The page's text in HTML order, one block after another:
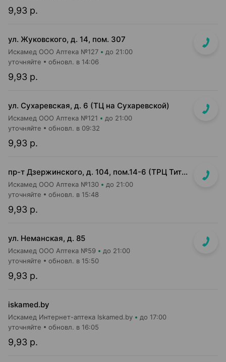
9,93 р.
ул. Жуковского, д. 14, пом. 307
Искамед ООО Аптека №127 до 21:00
9,93 р.
уточняйте обновл. в 14:06
ул. Сухаревская, д. 6 (ТЦ на Сухаревской)
Искамед ООО Аптека №121 до 21:00
9,93 р.
уточняйте обновл. в 09:32
пр-т Дзержинского, д. 104, пом.14-6 (ТРЦ Титан)
Искамед ООО Аптека №130 до 21:00
9,93 р.
уточняйте обновл. в 15:48
ул. Неманская, д. 85
Искамед ООО Аптека №59 до 21:00
9,93 р.
уточняйте обновл. в 15:50
iskamed.by
Искамед Интернет-аптека Iskamed.by до 17:00
9,93 р.
уточняйте обновл. в 16:05